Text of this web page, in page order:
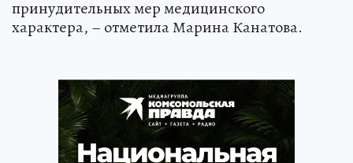
принудительных мер медицинского
характера, – отметила Марина Канатова.